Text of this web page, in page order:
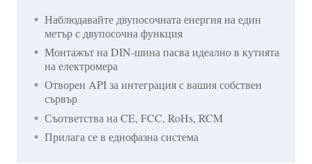
Наблюдавайте двупосочната енергия на един
метър с двупосочна функция
Монтажът на DIN-шина пасва идеално в кутията
на електромера
Отворен API за интеграция с вашия собствен
сървър
Съответства на CE, FCC, RoHs, RCM
Прилага се в еднофазна система